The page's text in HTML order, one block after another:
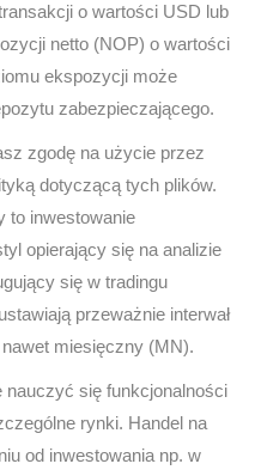
o wartości USD lub
netto (NOP) o wartości
ekspozycji może
zabezpieczającego.
zgodę na użycie przez
dotyczącą tych plików.
to inwestowanie
opierający się na analizie
się w tradingu
przeważnie interwał
miesięczny (MN).
się funkcjonalności
rynki. Handel na
od inwestowania np. w